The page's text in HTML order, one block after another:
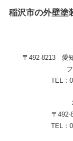
稲沢市の外壁塗
〒492-8213 愛
TEL：
〒
TEL：